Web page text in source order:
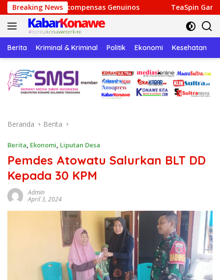
Langsung
ke
konten
Breaking News
Genuinos TeaSpin Gaming: Your Personal
Berita Kriminal & Kriminal Politik Ekonomi Kesehatan
Beranda Berita
Berita, Ekonomi, Liputan Desa
Pemdes Atowatu Salurkan BLT DD
Kepada 30 KPM
Admin
April 3, 2024